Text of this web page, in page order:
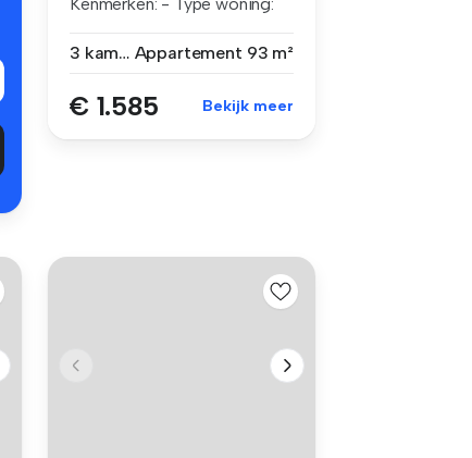
3 kamers Appartement 93 m²
€ 1.585 Bekijk meer